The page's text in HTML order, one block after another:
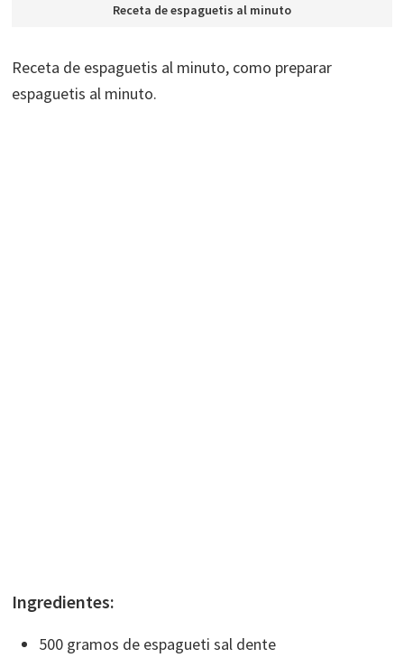
Receta de espaguetis al minuto
Receta de espaguetis al minuto, como preparar
espaguetis al minuto.
Ingredientes:
500 gramos de espagueti sal dente